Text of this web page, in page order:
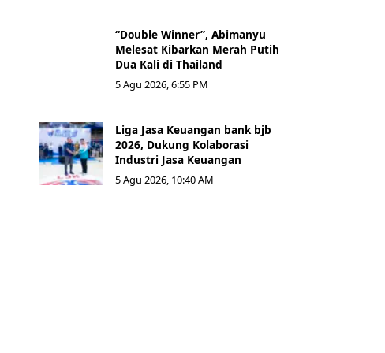
“Double Winner”, Abimanyu
Melesat Kibarkan Merah Putih
Dua Kali di Thailand
5 Agu 2026, 6:55 PM
Liga Jasa Keuangan bank bjb
2026, Dukung Kolaborasi
Industri Jasa Keuangan
5 Agu 2026, 10:40 AM